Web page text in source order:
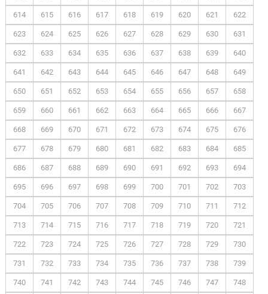
614 615 616 617 618 619 620 621 622
623 624 625 626 627 628 629 630 631
632 633 634 635 636 637 638 639 640
641 642 643 644 645 646 647 648 649
650 651 652 653 654 655 656 657 658
659 660 661 662 663 664 665 666 667
668 669 670 671 672 673 674 675 676
677 678 679 680 681 682 683 684 685
686 687 688 689 690 691 692 693 694
695 696 697 698 699 700 701 702 703
704 705 706 707 708 709 710 711 712
713 714 715 716 717 718 719 720 721
722 723 724 725 726 727 728 729 730
731 732 733 734 735 736 737 738 739
740 741 742 743 744 745 746 747 748